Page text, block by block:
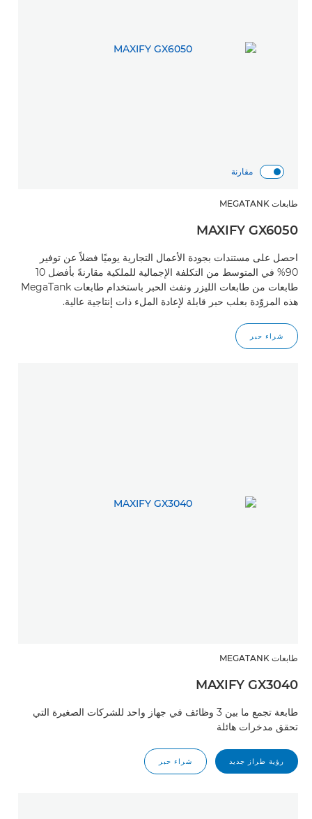
مقارنة
طابعات MEGATANK
MAXIFY GX6050
احصل على مستندات بجودة الأعمال التجارية يوميًا فضلاً عن توفير
90% في المتوسط من التكلفة الإجمالية للملكية مقارنةً بأفضل 10
طابعات من طابعات الليزر ونفث الحبر باستخدام طابعات MegaTank
هذه المزوّدة بعلب حبر قابلة لإعادة الملء ذات إنتاجية عالية.
شراء حبر
طابعات MEGATANK
MAXIFY GX3040
طابعة تجمع ما بين 3 وظائف في جهاز واحد للشركات الصغيرة التي
تحقق مدخرات هائلة
رؤية طراز جديد شراء حبر